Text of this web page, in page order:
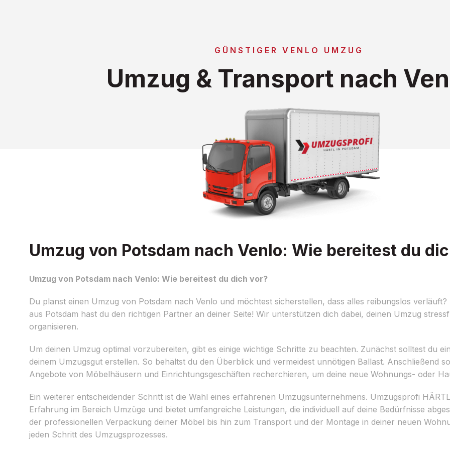
GÜNSTIGER VENLO UMZUG
Umzug & Transport nach
Umzug von Potsdam nach Venlo: Wie bereitest du
Umzug von Potsdam nach Venlo: Wie bereitest du dich vor?
Du planst einen Umzug von Potsdam nach Venlo und möchtest sicherstellen, dass alles reibungslos
aus Potsdam hast du den richtigen Partner an deiner Seite! Wir unterstützen dich dabei, deinen Umzug
organisieren.
Um deinen Umzug optimal vorzubereiten, gibt es einige wichtige Schritte zu beachten. Zunächst solltest du
deinem Umzugsgut erstellen. So behältst du den Überblick und vermeidest unnötigen Ballast. Anschließend
Angebote von Möbelhäusern und Einrichtungsgeschäften recherchieren, um deine neue Wohnungs- oder
Ein weiterer entscheidender Schritt ist die Wahl eines erfahrenen Umzugsunternehmens. Umzugsprofi
Erfahrung im Bereich Umzüge und bietet umfangreiche Leistungen, die individuell auf deine Bedürfnisse
der professionellen Verpackung deiner Möbel bis hin zum Transport und der Montage in deiner neuen
jeden Schritt des Umzugsprozesses.